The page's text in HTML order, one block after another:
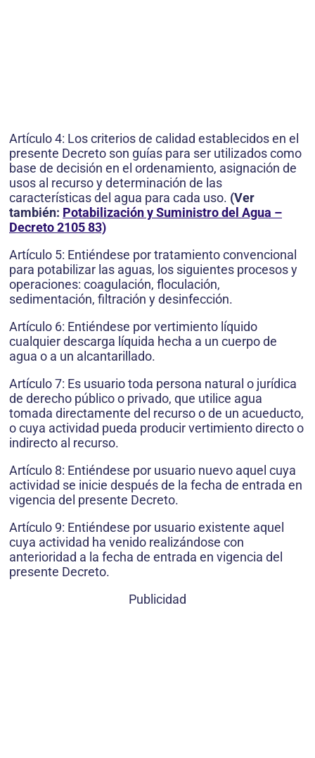
Artículo 4: Los criterios de calidad establecidos en el
presente Decreto son guías para ser utilizados como
base de decisión en el ordenamiento, asignación de
usos al recurso y determinación de las
características del agua para cada uso. (Ver
también: Potabilización y Suministro del Agua –
Decreto 2105 83)
Artículo 5: Entiéndese por tratamiento convencional
para potabilizar las aguas, los siguientes procesos y
operaciones: coagulación, floculación,
sedimentación, filtración y desinfección.
Artículo 6: Entiéndese por vertimiento líquido
cualquier descarga líquida hecha a un cuerpo de
agua o a un alcantarillado.
Artículo 7: Es usuario toda persona natural o jurídica
de derecho público o privado, que utilice agua
tomada directamente del recurso o de un acueducto,
o cuya actividad pueda producir vertimiento directo o
indirecto al recurso.
Artículo 8: Entiéndese por usuario nuevo aquel cuya
actividad se inicie después de la fecha de entrada en
vigencia del presente Decreto.
Artículo 9: Entiéndese por usuario existente aquel
cuya actividad ha venido realizándose con
anterioridad a la fecha de entrada en vigencia del
presente Decreto.
Publicidad